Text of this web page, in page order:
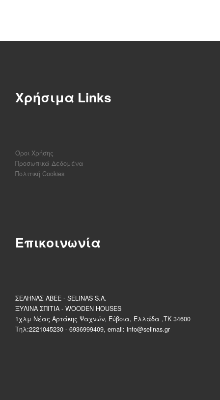
Χρήσιμα Links
Όροι Χρήσης
Προσωπικά Δεδομένα
Πολιτική Cookies
Επικοινωνία
ΣΕΛΗΝΑΣ ΑΒΕΕ - SELINAS S.A.
ΞΥΛΙΝΑ ΣΠΙΤΙΑ - WOODEN HOUSES
1χλμ Νέας Αρτάκης Ψαχνών, Εύβοια, Ελλάδα ,ΤΚ 34600
Τηλ:2221045230 - 6936999409, email: info@selinas.gr